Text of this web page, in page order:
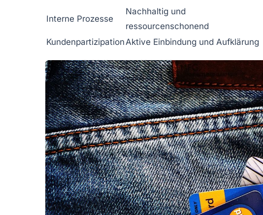
Interne Prozesse
Nachhaltig und
ressourcenschonend
KundenpartizipationAktive Einbindung und Aufklärung